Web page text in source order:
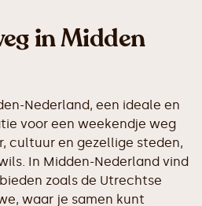
in Midden
Nederland, een ideale en
voor een weekendje weg
cultuur en gezellige steden,
In Midden-Nederland vind
zoals de Utrechtse
waar je samen kunt